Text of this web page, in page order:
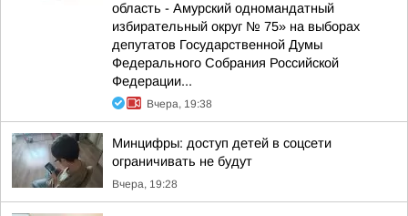
область - Амурский одномандатный
избирательный округ № 75» на выборах
депутатов Государственной Думы
Федерального Собрания Российской
Федерации...
Вчера, 19:38
Минцифры: доступ детей в соцсети
ограничивать не будут
Вчера, 19:28